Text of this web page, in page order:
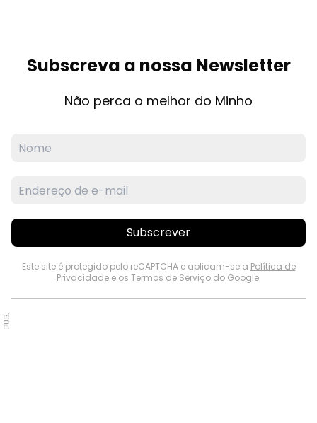
Subscreva a nossa Newsletter
Não perca o melhor do Minho
Subscrever
Este site é protegido pelo reCAPTCHA e aplicam-se a Política de
Privacidadee os Termos de Serviçodo Google.
PUB.